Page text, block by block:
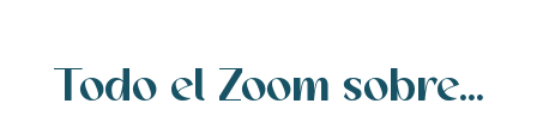
Todo el Zoom sobre...